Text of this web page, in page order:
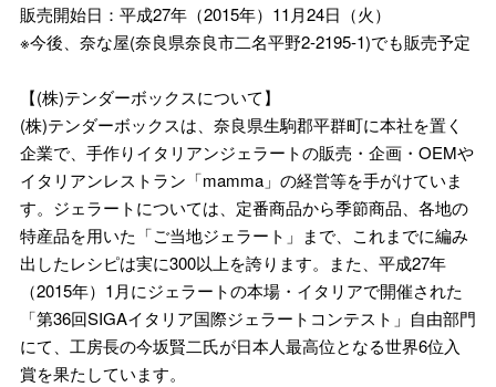
販売開始日：平成27年（2015年）11月24日（火）
※今後、奈な屋(奈良県奈良市二名平野2-2195-1)でも販売予定
【(株)テンダーボックスについて】
(株)テンダーボックスは、奈良県生駒郡平群町に本社を置く
企業で、手作りイタリアンジェラートの販売・企画・OEMや
イタリアンレストラン「mamma」の経営等を手がけていま
す。ジェラートについては、定番商品から季節商品、各地の
特産品を用いた「ご当地ジェラート」まで、これまでに編み
出したレシピは実に300以上を誇ります。また、平成27年
（2015年）1月にジェラートの本場・イタリアで開催された
「第36回SIGAイタリア国際ジェラートコンテスト」自由部門
にて、工房長の今坂賢二氏が日本人最高位となる世界6位入
賞を果たしています。